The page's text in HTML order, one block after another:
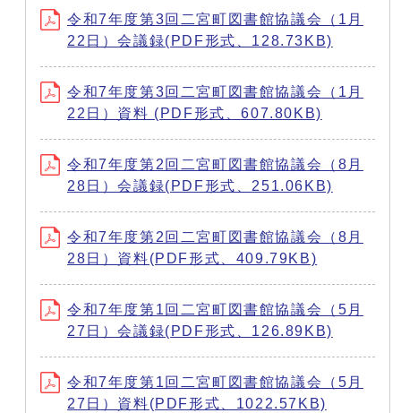
令和7年度第3回二宮町図書館協議会（1月
22日）会議録(PDF形式、128.73KB)
令和7年度第3回二宮町図書館協議会（1月
22日）資料 (PDF形式、607.80KB)
令和7年度第2回二宮町図書館協議会（8月
28日）会議録(PDF形式、251.06KB)
令和7年度第2回二宮町図書館協議会（8月
28日）資料(PDF形式、409.79KB)
令和7年度第1回二宮町図書館協議会（5月
27日）会議録(PDF形式、126.89KB)
令和7年度第1回二宮町図書館協議会（5月
27日）資料(PDF形式、1022.57KB)